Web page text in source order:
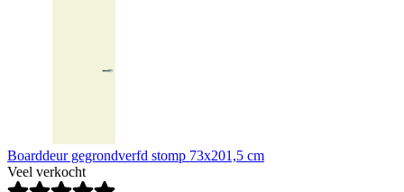
Boarddeur gegrondverfd stomp 73x201,5 cm
Veel verkocht